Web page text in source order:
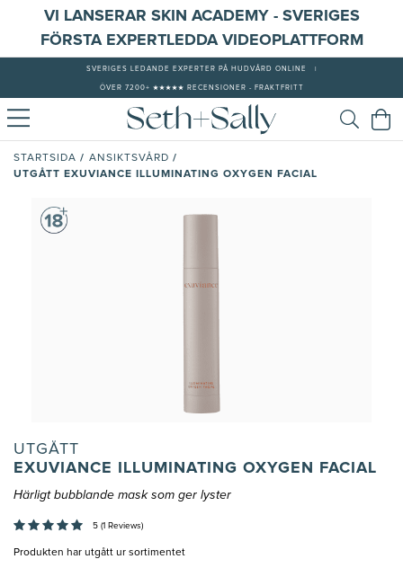
VI LANSERAR SKIN ACADEMY - SVERIGES
FÖRSTA EXPERTLEDDA VIDEOPLATTFORM
SVERIGES LEDANDE EXPERTER PÅ HUDVÅRD ONLINE
ÖVER 7200+ ★★★★★ RECENSIONER - FRAKTFRITT
STARTSIDA / ANSIKTSVÅRD /
UTGÅTT EXUVIANCE ILLUMINATING OXYGEN FACIAL
UTGÅTT
EXUVIANCE ILLUMINATING OXYGEN FACIAL
Härligt bubblande mask som ger lyster
5 (1 Reviews)
Produkten har utgått ur sortimentet